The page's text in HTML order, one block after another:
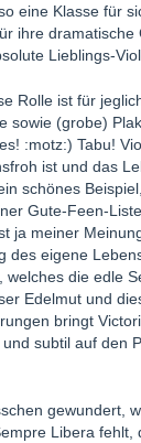
eine Klasse für
ihre
Lieblings-
Rolle ist für
sowie (grobe)
:motz:) Tabu!
ist und das
schönes
Gute-Feen-
ja meiner
des eigene
welches die edle
Edelmut und
bringt
subtil auf den
gewundert,
Libera fehlt,